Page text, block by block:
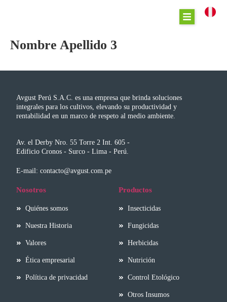
Nombre Apellido 3
Avgust Perú S.A.C. es una empresa que brinda soluciones
integrales para los cultivos, elevando su productividad y
rentabilidad en un marco de respeto al medio ambiente.
Av. el Derby Nro. 55 Torre 2 Int. 605 -
Edificio Cronos - Surco - Lima - Perú.
E-mail: contacto@avgust.com.pe
Nosotros
Quiénes somos
Nuestra Historia
Valores
Ética empresarial
Política de privacidad
Productos
Insecticidas
Fungicidas
Herbicidas
Nutrición
Control Etológico
Otros Insumos